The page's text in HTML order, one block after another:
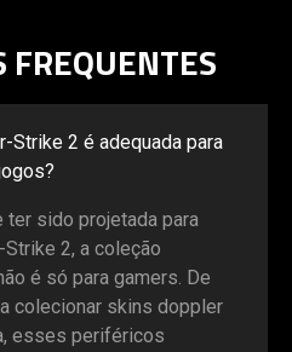
Pause
button
to
start
and
stop
the
animation.
FREQUENTES
Strike 2 é adequada para
ter sido projetada para
2, a coleção
é só para gamers. De
colecionar skins doppler
esses periféricos